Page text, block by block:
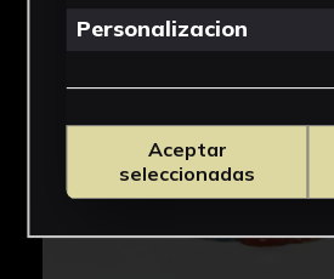
Personalizacion
Aceptar
seleccionadas